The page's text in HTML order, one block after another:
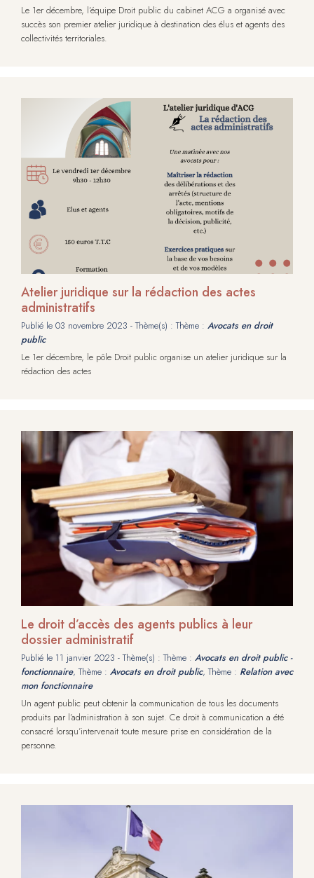
Le 1er décembre, l’équipe Droit public du cabinet ACG a organisé avec
succès son premier atelier juridique à destination des élus et agents des
collectivités territoriales.
Atelier juridique sur la rédaction des actes
administratifs
Publié le 03 novembre 2023 - Thème(s) : Thème : Avocats en droit
public
Le 1er décembre, le pôle Droit public organise un atelier juridique sur la
rédaction des actes
Le droit d’accès des agents publics à leur
dossier administratif
Publié le 11 janvier 2023 - Thème(s) : Thème : Avocats en droit public -
fonctionnaire, Thème : Avocats en droit public, Thème : Relation avec
mon fonctionnaire
Un agent public peut obtenir la communication de tous les documents
produits par l’administration à son sujet. Ce droit à communication a été
consacré lorsqu’intervenait toute mesure prise en considération de la
personne.